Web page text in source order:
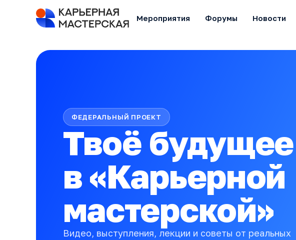
Мероприятия Форумы Новости
ФЕДЕРАЛЬНЫЙ ПРОЕКТ
Твоё будущее
в «Карьерной
мастерской»
Видео, выступления, лекции и советы от реальных